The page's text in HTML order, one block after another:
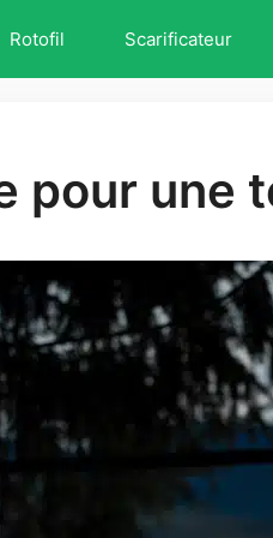
Rotofil Scarificateur
pour une